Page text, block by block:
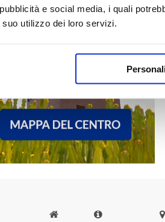
e social media, i quali
utilizzo dei loro servizi.